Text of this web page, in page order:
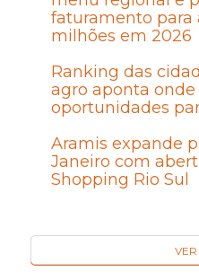
faturamento para
milhões em 2026
Ranking das
agro aponta
oportunidades
Aramis expande
Janeiro com
Shopping Rio Sul